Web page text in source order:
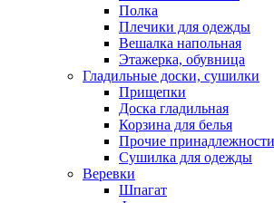
Полка
Плечики для одежды
Вешалка напольная
Этажерка, обувница
Гладильные доски, сушилки
Прищепки
Доска гладильная
Корзина для белья
Прочие
Сушилка для одежды
Веревки
Шпагат